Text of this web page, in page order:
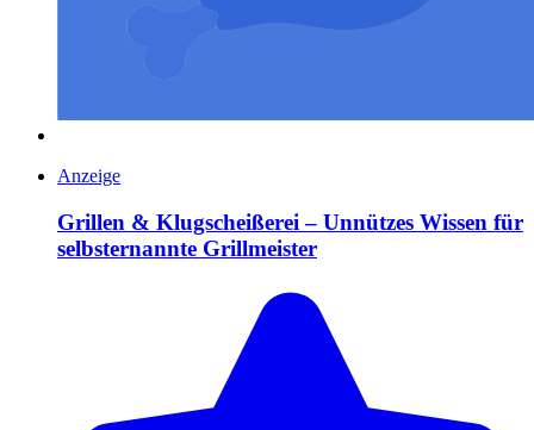
Anzeige
Grillen & Klugscheißerei – Unnützes Wissen für
selbsternannte Grillmeister